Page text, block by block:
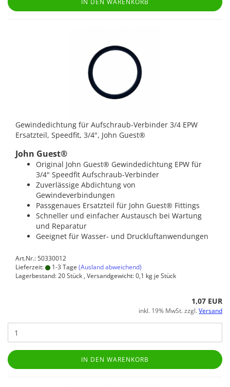
IN DEN WARENKORB
Gewindedichtung für Aufschraub-Verbinder 3/4 EPW
Ersatzteil, Speedfit, 3/4", John Guest®
John Guest®
Original John Guest® Gewindedichtung EPW für
3/4" Speedfit Aufschraub-Verbinder
Zuverlässige Abdichtung von
Gewindeverbindungen
Passgenaues Ersatzteil für John Guest® Fittings
Schneller und einfacher Austausch bei Wartung
und Reparatur
Geeignet für Wasser- und Druckluftanwendungen
Art.Nr.: 50330012
Lieferzeit:
1-3 Tage (Ausland abweichend)
Lagerbestand: 20 Stück , Versandgewicht:0,1 kg je Stück
1,07 EUR
inkl. 19% MwSt. zzgl.Versand
IN DEN WARENKORB